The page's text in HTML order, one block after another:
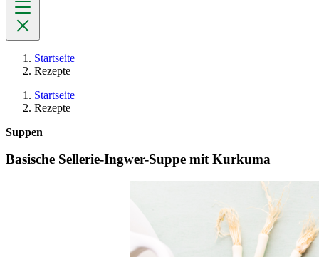
Startseite
Rezepte
Startseite
Rezepte
Suppen
Basische Sellerie-Ingwer-Suppe mit Kurkuma